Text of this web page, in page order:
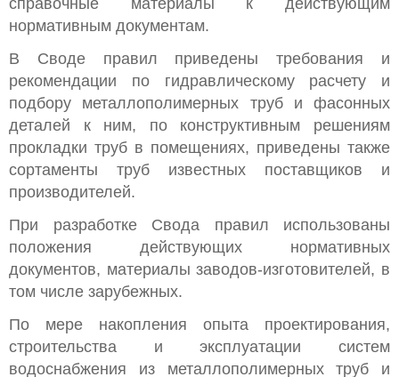
справочные материалы к действующим
нормативным документам.
В Своде правил приведены требования и
рекомендации по гидравлическому расчету и
подбору металлополимерных труб и фасонных
деталей к ним, по конструктивным решениям
прокладки труб в помещениях, приведены также
сортаменты труб известных поставщиков и
производителей.
При разработке Свода правил использованы
положения действующих нормативных
документов, материалы заводов-изготовителей, в
том числе зарубежных.
По мере накопления опыта проектирования,
строительства и эксплуатации систем
водоснабжения из металлополимерных труб и